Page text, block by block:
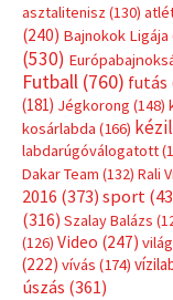
asztalitenisz (130)
(240) Bajnokok Ligája
(530)
Futball (760) futás
(181) Jégkorong (148)
kosárlabda (166)
labdarúgóválogatott
Dakar Team (132) Rali
2016 (373) sport
(316) Szalay Balázs
(126) Video (247)
(222) vívás (174)
úszás (361)